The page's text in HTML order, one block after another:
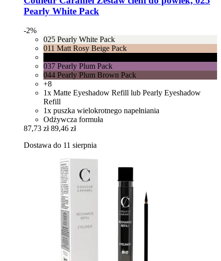
Pearly White Pack
-2%
025 Pearly White Pack
011 Matt Rosy Beige Pack
037 Pearly Plum Pack
044 Pearly Plum Brown Pack
+8
1x Matte Eyeshadow Refill lub Pearly Eyeshadow
Refill
1x puszka wielokrotnego napełniania
Odżywcza formuła
87,73 zł 89,46 zł
Dostawa do 11 sierpnia